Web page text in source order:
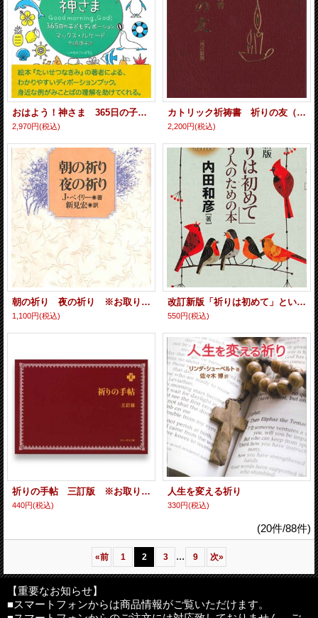
おはよう！神さま 365日の子どもディボーション ※お取り寄せ品
2,970円(税込)
カトリック祈祷書 祈りの友（改訂新版）
2,200円(税込)
朝の祈り 夜の祈り ※お取り寄せ品
1,100円(税込)
改訂新版「祈りは初めて」という人のための本 ※お取り寄せ品
550円(税込)
祈りの手帖 三訂版 ※お取り寄せ品
440円(税込)
人生を変える祈り
330円(税込)
(20件/88件)
«前 1 2 3 ... 9 次»
【重要なお知らせ】
■スマートフォンからは商品情報がご覧いただけます。